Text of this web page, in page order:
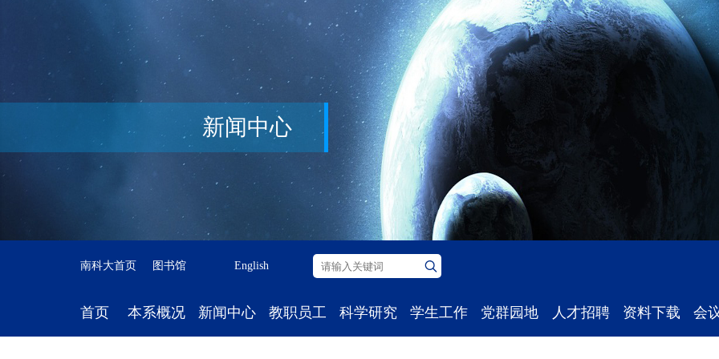
新闻中心
南科大首页 图书馆 English
首页 本系概况 新闻中心 教职员工 科学研究 学生工作 党群园地 人才招聘 资料下载 会